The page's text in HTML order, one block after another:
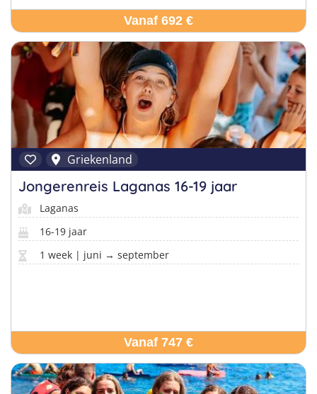
Vanaf 692 €
Griekenland
Jongerenreis Laganas 16-19 jaar
Laganas
16-19 jaar
1 week | juni → september
Vanaf 747 €